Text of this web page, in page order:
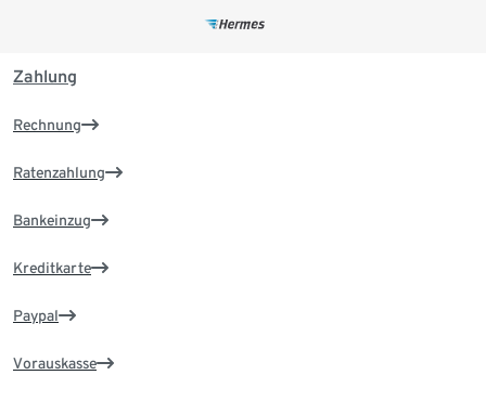
Zahlung
Rechnung
Ratenzahlung
Bankeinzug
Kreditkarte
Paypal
Vorauskasse